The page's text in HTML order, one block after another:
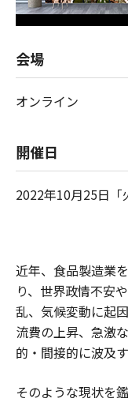
会場
オンライン
開催日
2022年10月25日「
近年、食品製造業
り、世界政情不安
乱、気候変動に起
流費の上昇、急激
的・間接的に波及
そのような現状を